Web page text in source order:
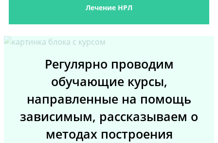
Лечение НРЛ
Регулярно проводим
обучающие курсы,
направленные на помощь
зависимым, рассказываем о
методах построения